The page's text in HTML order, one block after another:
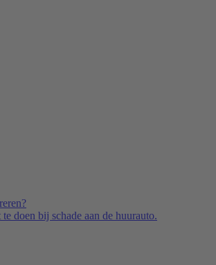
doen bij schade aan de huurauto.